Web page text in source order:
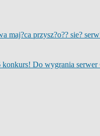
maj?ca przysz?o?? sie?
konkurs! Do wygrania